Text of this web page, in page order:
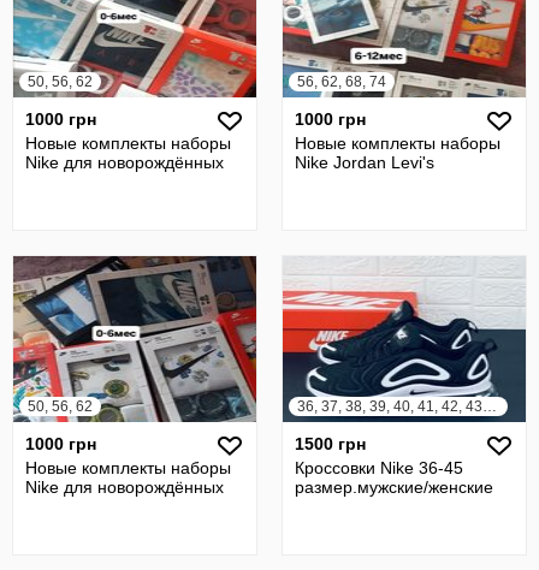
50, 56, 62
1000 грн
Новые комплекты наборы
Nike для новорождённых
56, 62, 68, 74
1000 грн
Новые комплекты наборы
Nike Jordan Levi's
50, 56, 62
1000 грн
Новые комплекты наборы
Nike для новорождённых
36, 37, 38, 39, 40, 41, 42, 43, 44, 45
1500 грн
Кроссовки Nike 36-45
размер.мужские/женские